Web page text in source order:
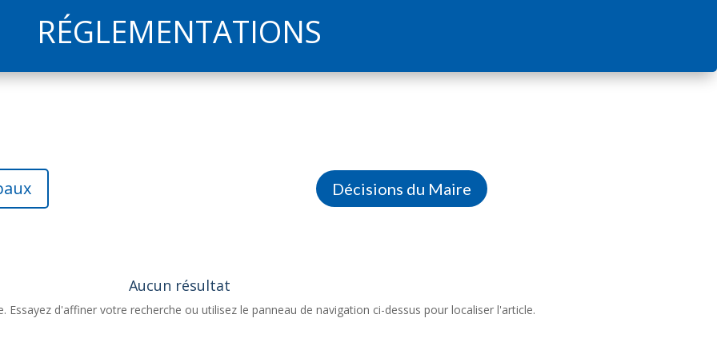
RÉGLEMENTATIONS
Décisions du Maire
Aucun résultat
Essayez d'affiner votre recherche ou utilisez le panneau de navigation ci-dessus pour localiser l'article.